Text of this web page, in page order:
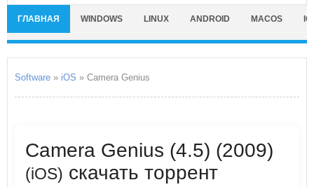
ГЛАВНАЯ WINDOWS LINUX ANDROID MACOS
Software » iOS » Camera Genius
Camera Genius (4.5) (2009)
(iOS) скачать торрент